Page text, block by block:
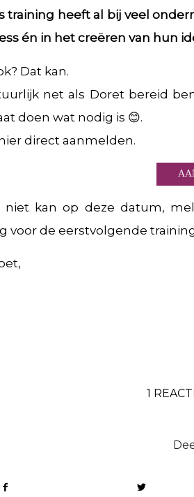
training heeft al bij veel
én in het creëren van hun
Dat kan.
net als Doret bereid
doen wat nodig is 😊.
direct aanmelden.
niet kan op deze datum,
voor de eerstvolgende
1